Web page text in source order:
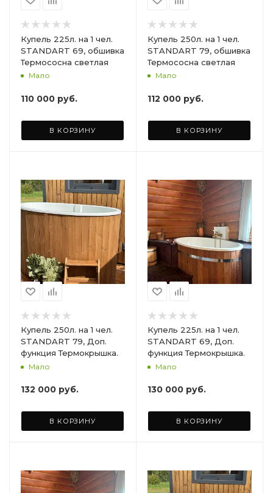
Купель 225л. на 1 чел.
STANDART 69, обшивка
Термососна светлая
Мало
110 000 руб.
В КОРЗИНУ
Купель 250л. на 1 чел.
STANDART 79, обшивка
Термососна светлая
Мало
112 000 руб.
В КОРЗИНУ
Купель 250л. на 1 чел.
STANDART 79, Доп.
функция Термокрышка.
Мало
132 000 руб.
В КОРЗИНУ
Купель 225л. на 1 чел.
STANDART 69, Доп.
функция Термокрышка.
Мало
130 000 руб.
В КОРЗИНУ